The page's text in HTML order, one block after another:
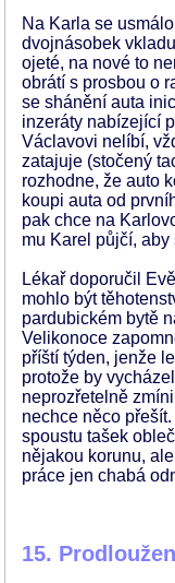
Na Karla se
dvojnásobek
ojeté, na nové to
obrátí s prosbou o
se shánění auta
inzeráty nabízející
Václavovi nelíbí,
zatajuje (stočený
rozhodne, že auto
koupi auta od
pak chce na
mu Karel půjčí,
Lékař doporučil
mohlo být
pardubickém bytě
Velikonoce
příští týden, jenže
protože by
neprozřetelně
nechce něco
spoustu tašek
nějakou korunu,
práce jen chabá
15.